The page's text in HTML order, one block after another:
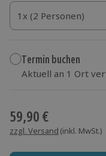
1x (2 Personen)
1x (2 Personen)
1x (2 Personen)
Termin buchen
Aktuell an 1 Ort
59,90 €
zzgl. Versand (inkl. MwSt.)